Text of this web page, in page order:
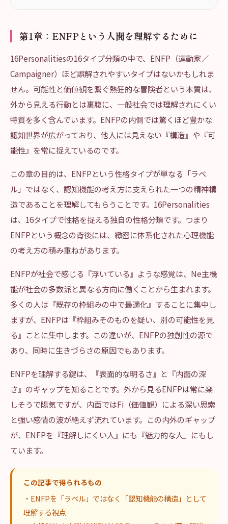
第1章：ENFPという人間を理解するために
16Personalitiesの16タイプ分類の中で、ENFP（運動家／
Campaigner）ほど誤解されやすいタイプはないかもしれま
せん。可能性と価値観を繋ぐ熱狂的な冒険者という本質は、
外から見える行動とは裏腹に、一般社会では理解されにくい
特質を多く含んでいます。ENFPの内側では驚くほど豊かな
認知世界が広がっており、他人には見えない『構造』や『可
能性』を常に捉えているのです。
この章の目的は、ENFPという性格タイプが単なる「ラベ
ル」ではなく、認知機能の考え方に支えられた一つの精神構
造であることを理解してもらうことです。16Personalities
は、16タイプで性格を捉える独自の性格分類です。つまり
ENFPという概念の背後には、緻密に体系化された心理機能
の考え方の積み重ねがあります。
ENFPが社会で感じる『浮いている』ような感覚は、Ne主機
能が社会の多数派と異なる方向に働くことから生まれます。
多くの人は『既存の枠組みの中で最適化』することに集中し
ますが、ENFPは『枠組みそのものを疑い、別の可能性を見
る』ことに集中します。この違いが、ENFPの独創性の源で
あり、同時に生きづらさの原因でもあります。
ENFPを理解する鍵は、『表面的な明るさ』と『内面の深
さ』のギャップを知ることです。外から見るENFPは常に楽
しそうで陽気ですが、内面ではFi（価値観）による深い思索
と強い感情の波が絶えず流れています。この内外のギャップ
が、ENFPを『理解しにくい人』にも『魅力的な人』にもし
ています。
この記事で得られるもの
・ENFPを「ラベル」ではなく「認知機能の構造」として
理解する視点